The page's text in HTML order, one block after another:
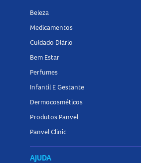
Beleza
Medicamentos
Cuidado Diário
Bem Estar
Perfumes
Infantil E Gestante
Dermocosméticos
Produtos Panvel
Panvel Clinic
AJUDA